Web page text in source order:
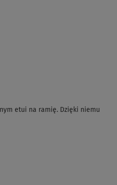
etui na ramię. Dzięki niemu